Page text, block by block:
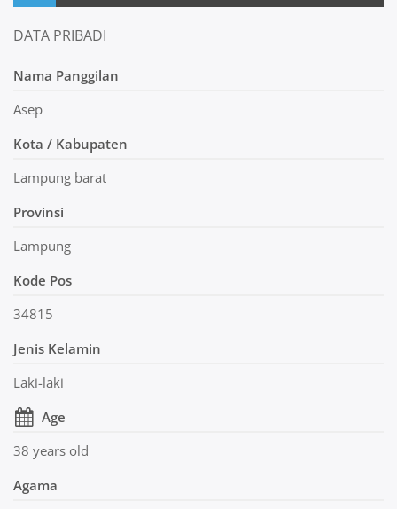
DATA PRIBADI
Nama Panggilan
Asep
Kota / Kabupaten
Lampung barat
Provinsi
Lampung
Kode Pos
34815
Jenis Kelamin
Laki-laki
Age
38 years old
Agama